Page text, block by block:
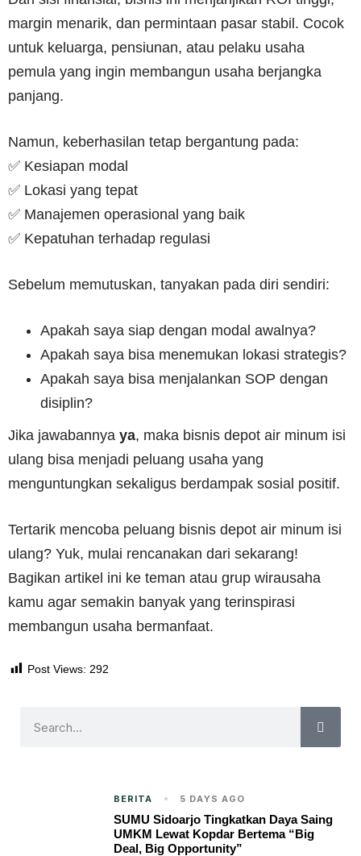
margin menarik, dan permintaan pasar stabil. Cocok
untuk keluarga, pensiunan, atau pelaku usaha
pemula yang ingin membangun usaha berjangka
panjang.
Namun, keberhasilan tetap bergantung pada:
✅ Kesiapan modal
✅ Lokasi yang tepat
✅ Manajemen operasional yang baik
✅ Kepatuhan terhadap regulasi
Sebelum memutuskan, tanyakan pada diri sendiri:
Apakah saya siap dengan modal awalnya?
Apakah saya bisa menemukan lokasi strategis?
Apakah saya bisa menjalankan SOP dengan
disiplin?
Jika jawabannya ya, maka bisnis depot air minum isi
ulang bisa menjadi peluang usaha yang
menguntungkan sekaligus berdampak sosial positif.
Tertarik mencoba peluang bisnis depot air minum isi
ulang? Yuk, mulai rencanakan dari sekarang!
Bagikan artikel ini ke teman atau grup wirausaha
kamu agar semakin banyak yang terinspirasi
membangun usaha bermanfaat.
Post Views: 292
BERITA 5 DAYS AGO
SUMU Sidoarjo Tingkatkan Daya Saing
UMKM Lewat Kopdar Bertema “Big
Deal, Big Opportunity”